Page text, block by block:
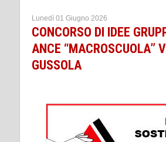
Lunedì 01 Giugno 2026
CONCORSO DI IDEE
ANCE “MACROSCUOLA”
GUSSOLA